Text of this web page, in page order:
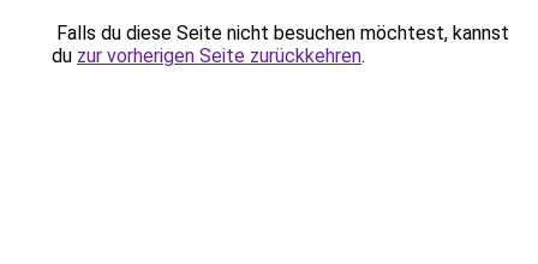
Falls du diese Seite nicht besuchen möchtest, kannst
du zur vorherigen Seite zurückkehren.